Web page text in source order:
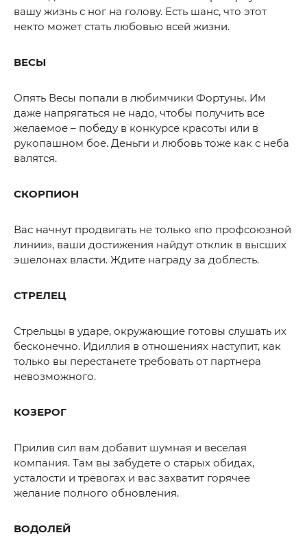
вашу жизнь с ног на голову. Есть шанс, что этот
некто может стать любовью всей жизни.
ВЕСЫ
Опять Весы попали в любимчики Фортуны. Им
даже напрягаться не надо, чтобы получить все
желаемое – победу в конкурсе красоты или в
рукопашном бое. Деньги и любовь тоже как с неба
валятся.
СКОРПИОН
Вас начнут продвигать не только «по профсоюзной
линии», ваши достижения найдут отклик в высших
эшелонах власти. Ждите награду за доблесть.
СТРЕЛЕЦ
Стрельцы в ударе, окружающие готовы слушать их
бесконечно. Идиллия в отношениях наступит, как
только вы перестанете требовать от партнера
невозможного.
КОЗЕРОГ
Прилив сил вам добавит шумная и веселая
компания. Там вы забудете о старых обидах,
усталости и тревогах и вас захватит горячее
желание полного обновления.
ВОДОЛЕЙ